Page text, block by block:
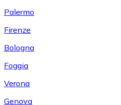
Palermo
Firenze
Bologna
Foggia
Verona
Genova